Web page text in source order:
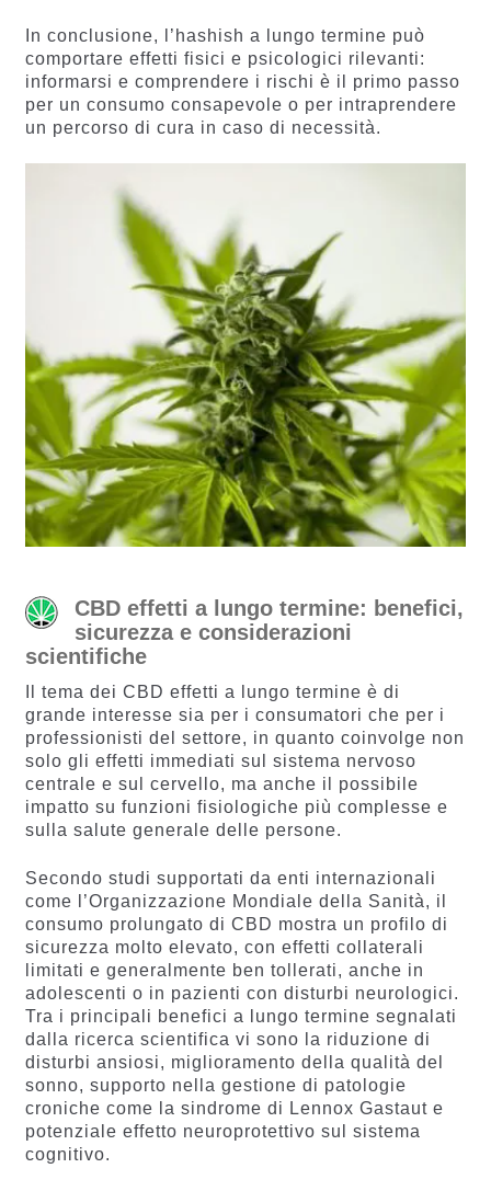
In conclusione, l’hashish a lungo termine può
comportare effetti fisici e psicologici rilevanti:
informarsi e comprendere i rischi è il primo passo
per un consumo consapevole o per intraprendere
un percorso di cura in caso di necessità.
CBD effetti a lungo termine: benefici,
sicurezza e considerazioni
scientifiche
Il tema dei CBD effetti a lungo termine è di
grande interesse sia per i consumatori che per i
professionisti del settore, in quanto coinvolge non
solo gli effetti immediati sul sistema nervoso
centrale e sul cervello, ma anche il possibile
impatto su funzioni fisiologiche più complesse e
sulla salute generale delle persone.
Secondo studi supportati da enti internazionali
come l’Organizzazione Mondiale della Sanità, il
consumo prolungato di CBD mostra un profilo di
sicurezza molto elevato, con effetti collaterali
limitati e generalmente ben tollerati, anche in
adolescenti o in pazienti con disturbi neurologici.
Tra i principali benefici a lungo termine segnalati
dalla ricerca scientifica vi sono la riduzione di
disturbi ansiosi, miglioramento della qualità del
sonno, supporto nella gestione di patologie
croniche come la sindrome di Lennox Gastaut e
potenziale effetto neuroprotettivo sul sistema
cognitivo.